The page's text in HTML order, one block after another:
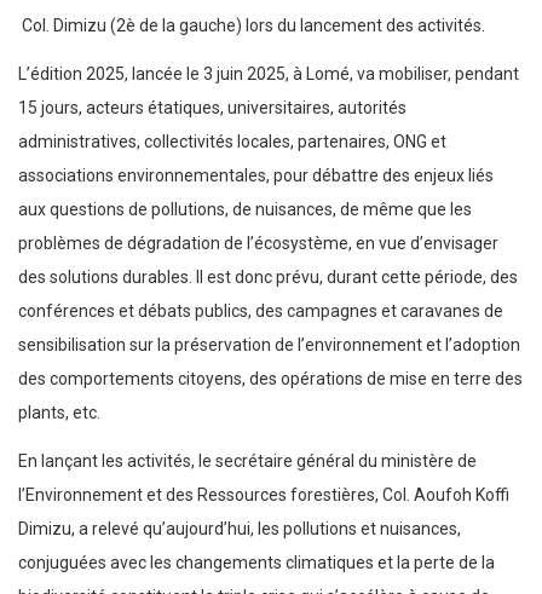
Col. Dimizu (2è de la gauche) lors du lancement des activités.
L’édition 2025, lancée le 3 juin 2025, à Lomé, va mobiliser, pendant
15 jours, acteurs étatiques, universitaires, autorités
administratives, collectivités locales, partenaires, ONG et
associations environnementales, pour débattre des enjeux liés
aux questions de pollutions, de nuisances, de même que les
problèmes de dégradation de l’écosystème, en vue d’envisager
des solutions durables. Il est donc prévu, durant cette période, des
conférences et débats publics, des campagnes et caravanes de
sensibilisation sur la préservation de l’environnement et l’adoption
des comportements citoyens, des opérations de mise en terre des
plants, etc.
En lançant les activités, le secrétaire général du ministère de
l’Environnement et des Ressources forestières, Col. Aoufoh Koffi
Dimizu, a relevé qu’aujourd’hui, les pollutions et nuisances,
conjuguées avec les changements climatiques et la perte de la